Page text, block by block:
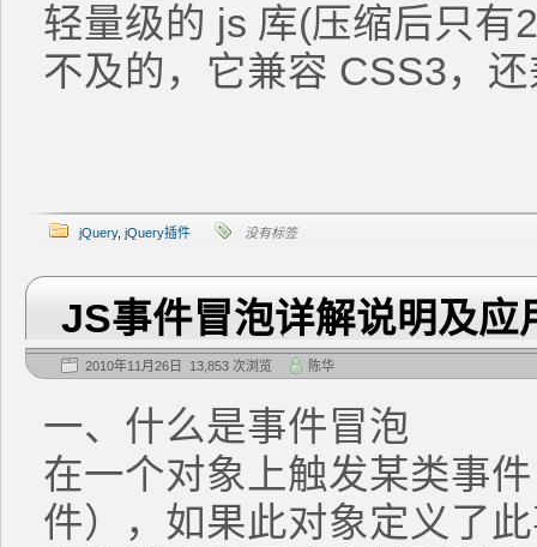
轻量级的 js 库(压缩后只有
不及的，它兼容 CSS3，
jQuery, jQuery插件 没有标签
JS事件冒泡详解说明及应
2010年11月26日 13,853 次浏览 陈华
一、什么是事件冒泡
在一个对象上触发某类事
件），如果此对象定义了